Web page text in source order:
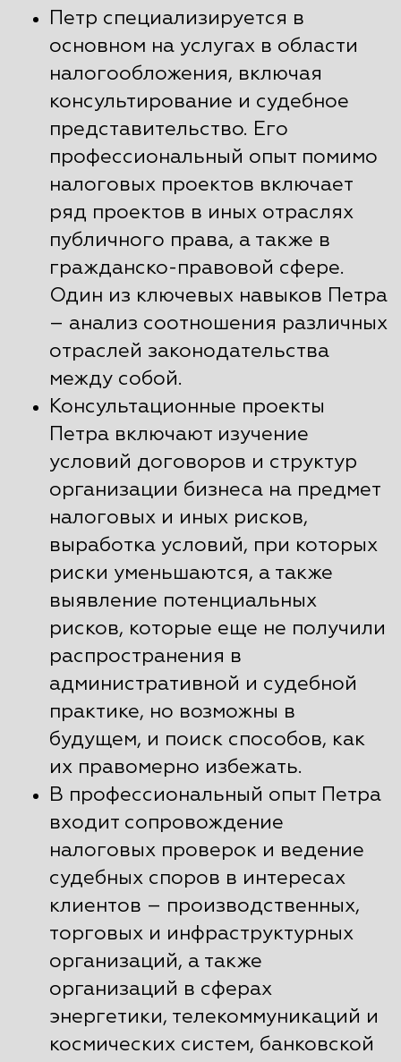
Петр специализируется в
основном на услугах в области
налогообложения, включая
консультирование и судебное
представительство. Его
профессиональный опыт помимо
налоговых проектов включает
ряд проектов в иных отраслях
публичного права, а также в
гражданско-правовой сфере.
Один из ключевых навыков Петра
– анализ соотношения различных
отраслей законодательства
между собой.
Консультационные проекты
Петра включают изучение
условий договоров и структур
организации бизнеса на предмет
налоговых и иных рисков,
выработка условий, при которых
риски уменьшаются, а также
выявление потенциальных
рисков, которые еще не получили
распространения в
административной и судебной
практике, но возможны в
будущем, и поиск способов, как
их правомерно избежать.
В профессиональный опыт Петра
входит сопровождение
налоговых проверок и ведение
судебных споров в интересах
клиентов – производственных,
торговых и инфраструктурных
организаций, а также
организаций в сферах
энергетики, телекоммуникаций и
космических систем, банковской